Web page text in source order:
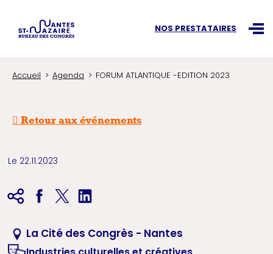
NOS PRESTATAIRES
Accueil Agenda FORUM ATLANTIQUE -EDITION 2023
Retour aux événements
Le 22.11.2023
La Cité des Congrès - Nantes